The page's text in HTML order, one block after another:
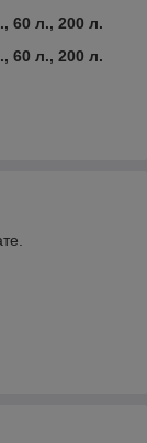
60 л., 200 л.
60 л., 200 л.